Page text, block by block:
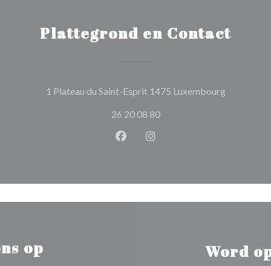
Plattegrond en Contact
1 Plateau du Saint-Esprit 1475 Luxembourg((opent in
26 20 08 80
Facebook ((opent in een nieuw
Instagram ((opent in een
op Word